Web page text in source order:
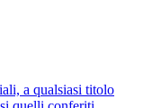
a qualsiasi titolo